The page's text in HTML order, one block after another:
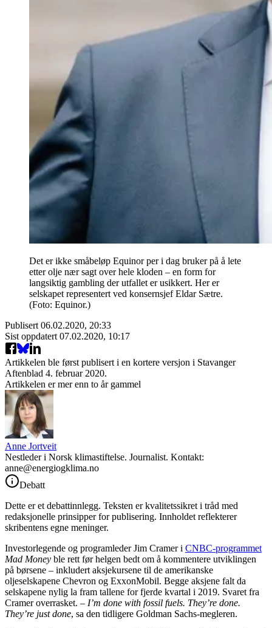
Det er ikke småbeløp Equinor per i dag bruker på å lete
etter olje nær sagt over hele kloden – en form for
langsiktig gambling der utfallet er usikkert. Her er
selskapet representert ved konsernsjef Eldar Sætre.
(Foto: Equinor.)
Publisert 06.02.2020, 20:33
Sist oppdatert 07.02.2020, 10:17
Artikkelen ble først publisert i en kortere versjon i Stavanger
Aftenblad 4. februar 2020.
Artikkelen er mer enn to år gammel
Anne Jortveit
Nestleder i Norsk klimastiftelse. Journalist. Kontakt:
anne@energiogklima.no
Debatt
Dette er et debattinnlegg. Teksten er kvalitetssikret i tråd med
redaksjonelle prinsipper for publisering. Innholdet reflekterer
skribentens egne meninger.
Investorlegende og programleder Jim Cramer i CNBC-programmet
Mad Money ble rett før helgen bedt om å kommentere utviklingen
på børsene – inkludert aksjekursene til de amerikanske
oljeselskapene Chevron og ExxonMobil. Begge aksjene falt da
selskapene nylig la fram tallene for fjerde kvartal i 2019. Svaret fra
Cramer overrasket. – I’m done with fossil fuels. They’re done.
They’re just done, sa den tidligere Goldman Sachs-megleren.